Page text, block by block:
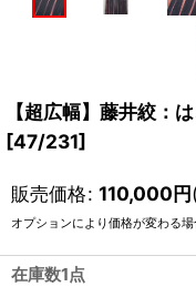
【超広幅】藤井絞：
[47/231]
販売価格: 110,000円
オプションにより価格が変わる場
在庫数1点